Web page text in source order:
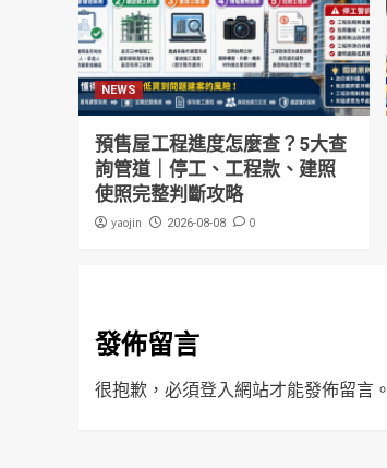
NEWS
預售屋工程進度怎麼查？5大查
詢管道｜停工、工程款、建照
使照完整判斷攻略
yaojin 2026-08-08 0
發佈留言
很抱歉，必須登入網站才能發佈留言。